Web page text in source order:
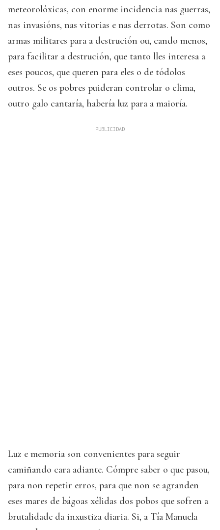
meteorolóxicas, con enorme incidencia nas guerras,
nas invasións, nas vitorias e nas derrotas. Son como
armas militares para a destrución ou, cando menos,
para facilitar a destrución, que tanto lles interesa a
eses poucos, que queren para eles o de tódolos
outros. Se os pobres puideran controlar o clima,
outro galo cantaría, habería luz para a maioría.
Luz e memoria son convenientes para seguir
camiñando cara adiante. Cómpre saber o que pasou,
para non repetir erros, para que non se agranden
eses mares de bágoas xélidas dos pobos que sofren a
brutalidade da inxustiza diaria. Si, a Tía Manuela